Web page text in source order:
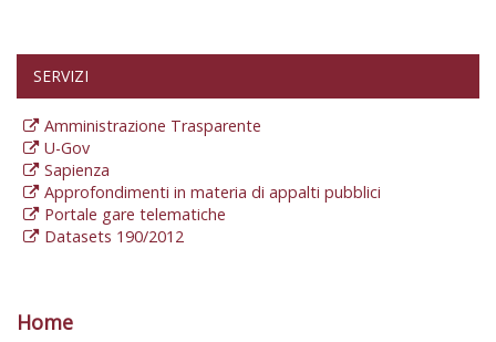
SERVIZI
Amministrazione Trasparente
U-Gov
Sapienza
Approfondimenti in materia di appalti pubblici
Portale gare telematiche
Datasets 190/2012
Home